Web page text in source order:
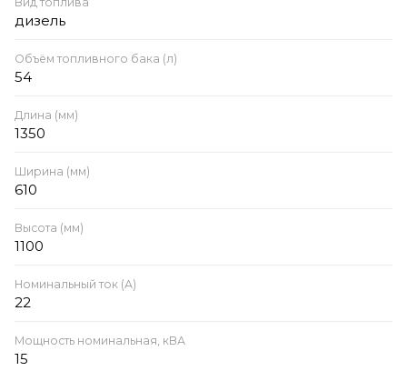
дизель
Объём топливного бака (л)
54
Длина (мм)
1350
Ширина (мм)
610
Высота (мм)
1100
Номинальный ток (А)
22
Мощность номинальная, кВА
15